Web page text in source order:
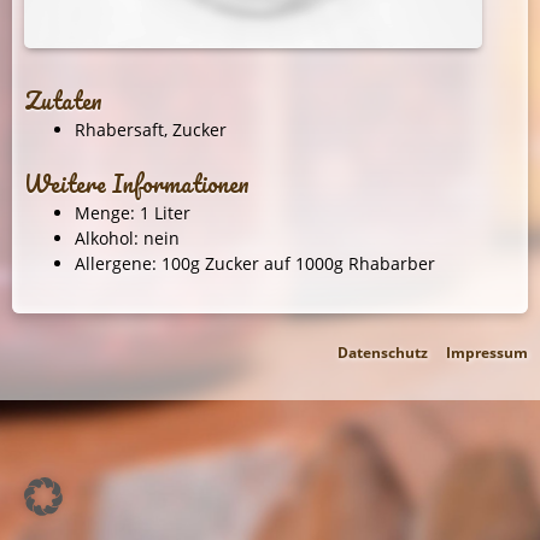
Zutaten
Rhabersaft, Zucker
Weitere Informationen
Menge: 1 Liter
Alkohol: nein
Allergene: 100g Zucker auf 1000g Rhabarber
Impressum
Datenschutz